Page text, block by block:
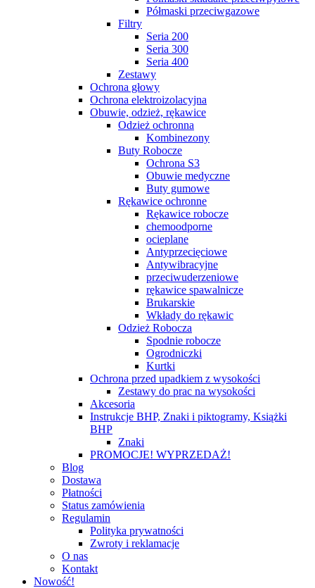
Półmaski przeciwgazowe
Filtry
Seria 200
Seria 300
Seria 400
Zestawy
Ochrona głowy
Ochrona elektroizolacyjna
Obuwie, odzież, rękawice
Odzież ochronna
Kombinezony
Buty Robocze
Ochrona S3
Obuwie medyczne
Buty gumowe
Rękawice ochronne
Rękawice robocze
chemoodporne
ocieplane
Antyprzecięciowe
Antywibracyjne
przeciwuderzeniowe
rękawice spawalnicze
Brukarskie
Wkłady do rękawic
Odzież Robocza
Spodnie robocze
Ogrodniczki
Kurtki
Ochrona przed upadkiem z wysokości
Zestawy do prac na wysokości
Akcesoria
Instrukcje BHP, Znaki i piktogramy, Książki
BHP
Znaki
PROMOCJE! WYPRZEDAŻ!
Blog
Dostawa
Płatności
Status zamówienia
Regulamin
Polityka prywatności
Zwroty i reklamacje
O nas
Kontakt
Nowość!